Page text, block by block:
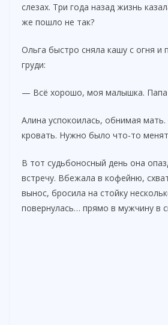
слезах. Три года назад жизнь
же пошло не так?
Ольга быстро сняла кашу с огня и
груди:
— Всё хорошо, моя малышка. Папа
Алина успокоилась, обнимая
кровать. Нужно было что-то
В тот судьбоносный день она
встречу. Вбежала в кофейню,
вынос, бросила на стойку
повернулась… прямо в мужчину в